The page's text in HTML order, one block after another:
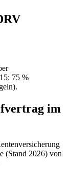
75 %
im
(Stand 2026) von